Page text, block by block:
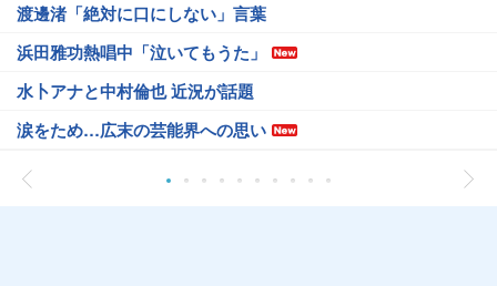
渡邊渚「絶対に口にしない」言葉
浜田雅功熱唱中「泣いてもうた」
水卜アナと中村倫也 近況が話題
涙をため…広末の芸能界への思い